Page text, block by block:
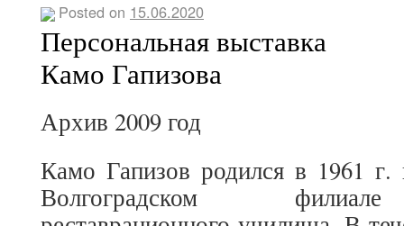
Posted on 15.06.2020
Персональная выставка
Камо Гапизова
Архив 2009 год
Камо Гапизов родился в 1961 г.
Волгоградском